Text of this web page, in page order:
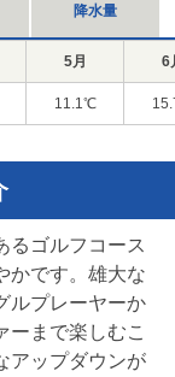
降水量
5月 6
11.1℃
るゴルフコース
かです。雄大な
ルプレーヤーか
ーまで楽しむこ
アップダウンが